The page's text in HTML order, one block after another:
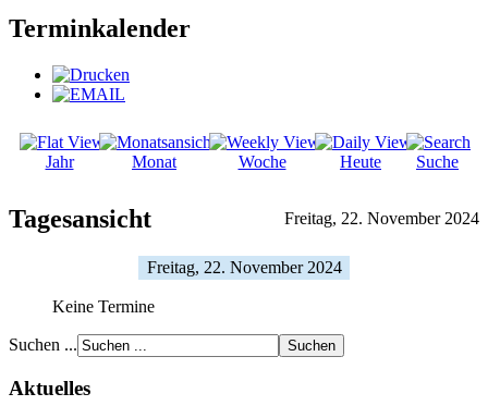
Terminkalender
Jahr Monat Woche Heute Suche
Tagesansicht Freitag, 22. November 2024
Freitag, 22. November 2024
Keine Termine
Suchen ...
Aktuelles